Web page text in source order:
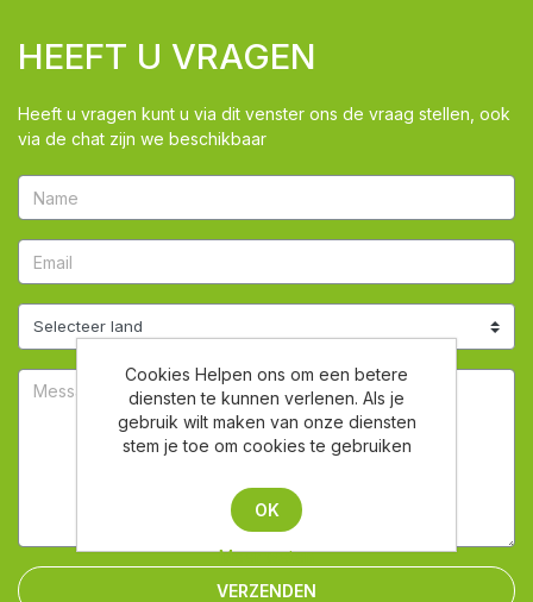
HEEFT U VRAGEN
Heeft u vragen kunt u via dit venster ons de vraag stellen, ook
via de chat zijn we beschikbaar
VERZENDEN
Cookies Helpen ons om een betere
diensten te kunnen verlenen. Als je
gebruik wilt maken van onze diensten
stem je toe om cookies te gebruiken
OK
Meer weten